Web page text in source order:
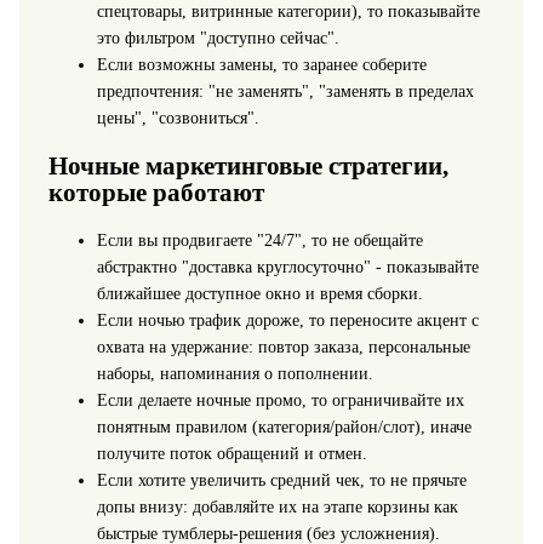
спецтовары, витринные категории), то показывайте
это фильтром "доступно сейчас".
Если возможны замены, то заранее соберите
предпочтения: "не заменять", "заменять в пределах
цены", "созвониться".
Ночные маркетинговые стратегии,
которые работают
Если вы продвигаете "24/7", то не обещайте
абстрактно "доставка круглосуточно" - показывайте
ближайшее доступное окно и время сборки.
Если ночью трафик дороже, то переносите акцент с
охвата на удержание: повтор заказа, персональные
наборы, напоминания о пополнении.
Если делаете ночные промо, то ограничивайте их
понятным правилом (категория/район/слот), иначе
получите поток обращений и отмен.
Если хотите увеличить средний чек, то не прячьте
допы внизу: добавляйте их на этапе корзины как
быстрые тумблеры-решения (без усложнения).